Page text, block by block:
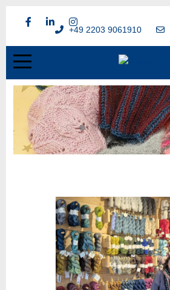
+49 2203 9061910